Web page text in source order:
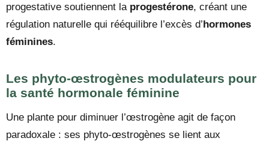
progestative soutiennent la progestérone, créant une
régulation naturelle qui rééquilibre l’excès d’hormones
féminines.
Les phyto-œstrogènes modulateurs pour
la santé hormonale féminine
Une plante pour diminuer l’œstrogène agit de façon
paradoxale : ses phyto-œstrogènes se lient aux